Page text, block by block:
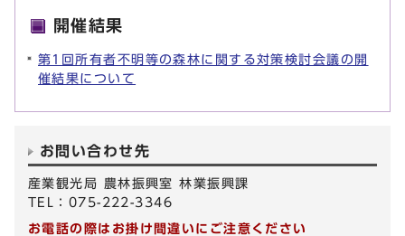
開催結果
第1回所有者不明等の森林に関する対策検討会議の開
催結果について
お問い合わせ先
産業観光局 農林振興室 林業振興課
TEL：075-222-3346
お電話の際はお掛け間違いにご注意ください